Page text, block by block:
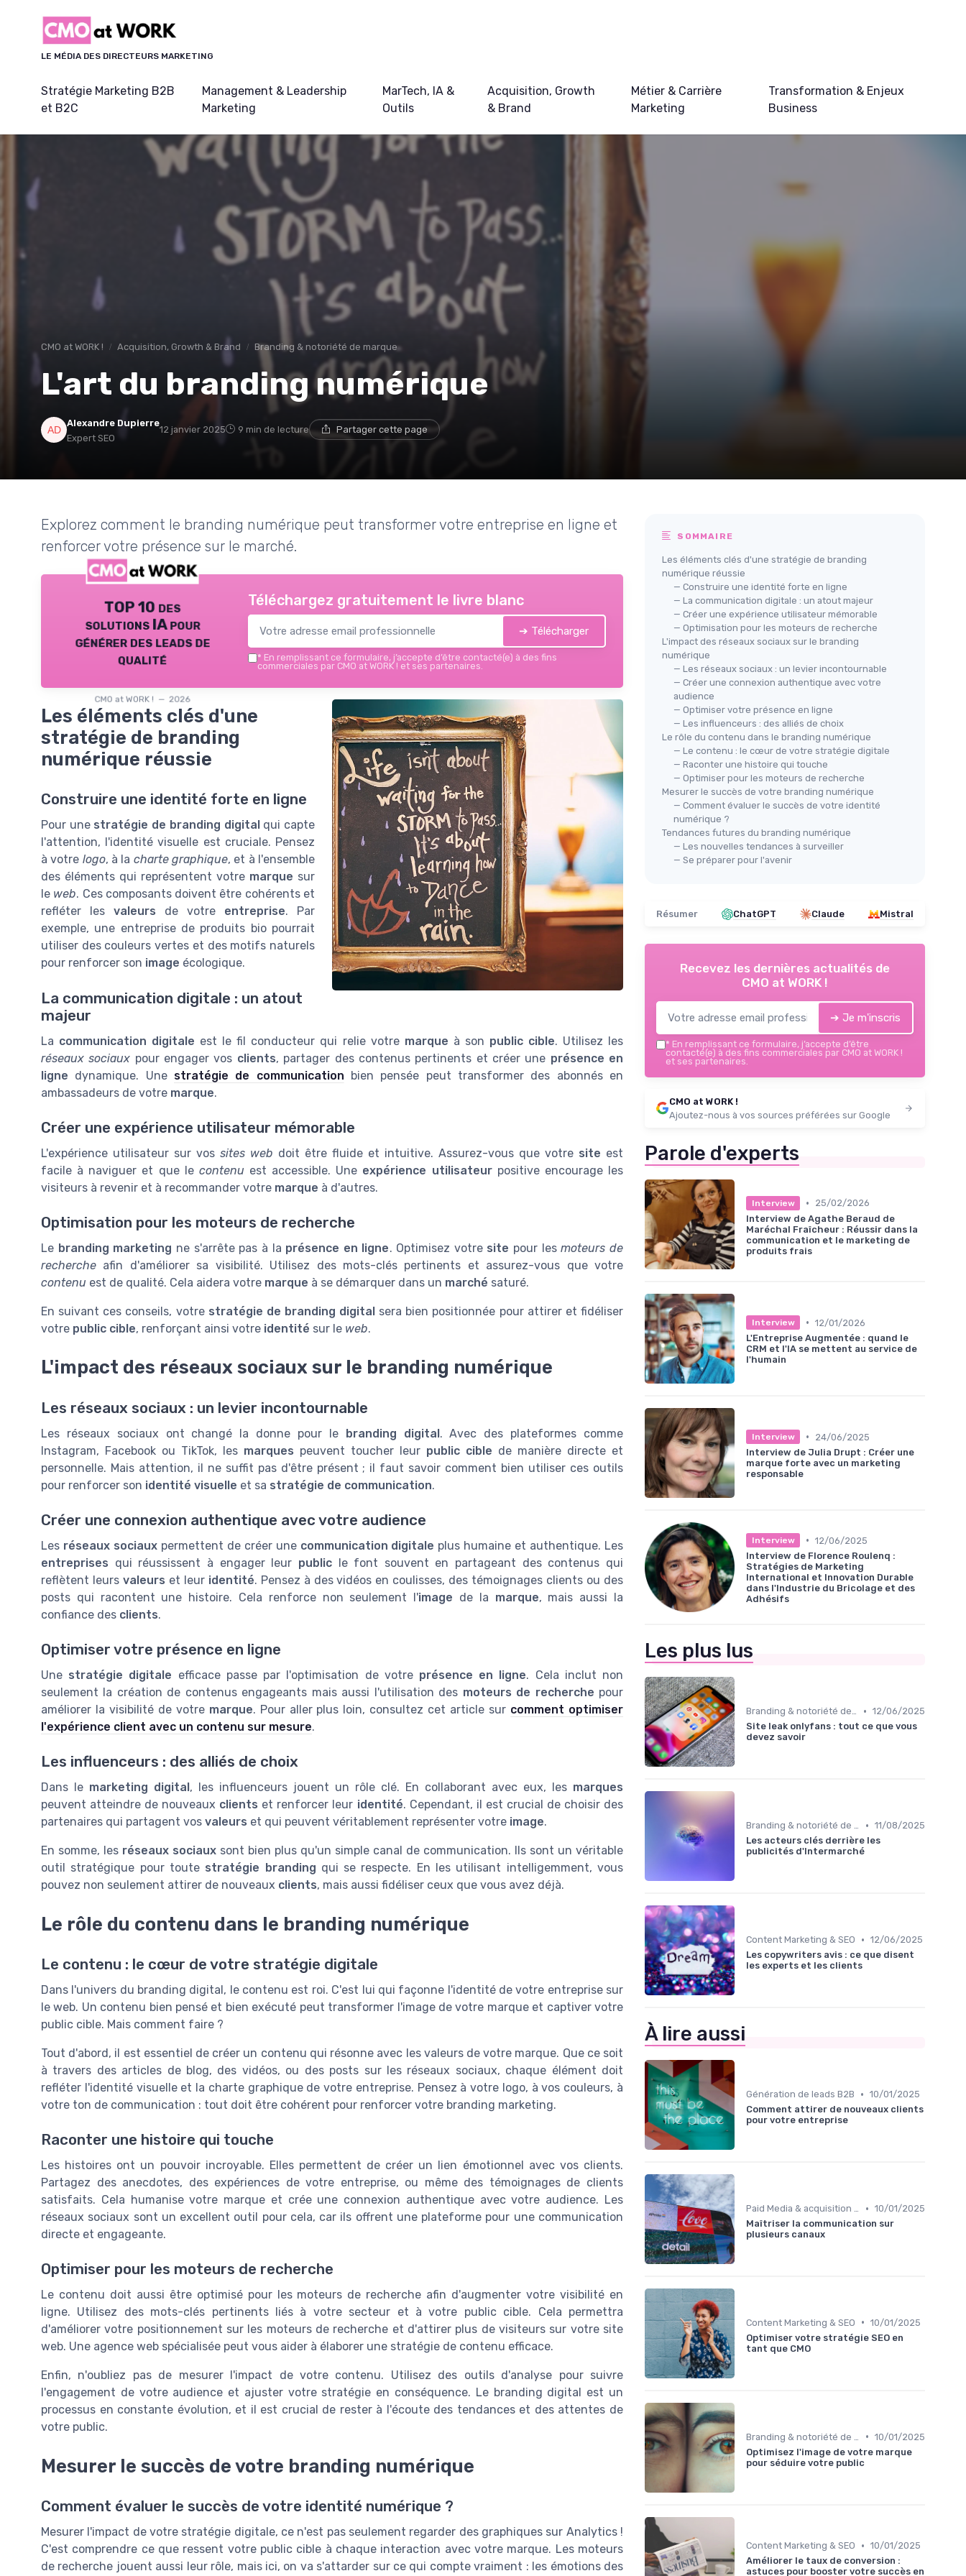
LE MÉDIA DES DIRECTEURS MARKETING
Stratégie Marketing B2B
et B2C
Management & Leadership
Marketing
MarTech, IA &
Outils
Acquisition, Growth
& Brand
Métier & Carrière
Marketing
Transformation & Enjeux
Business
CMO at WORK ! Acquisition, Growth & Brand Branding & notoriété de marque
L'art du branding numérique
Alexandre Dupierre
Expert SEO
12 janvier 2025 9 min de lecture Partager cette page
Explorez comment le branding numérique peut transformer votre entreprise en ligne et
renforcer votre présence sur le marché.
TOP 10 des
solutions IA pour
générer des leads de
qualité
CMO at WORK ! — 2026
Téléchargez gratuitement le livre blanc
➔ Télécharger
* En remplissant ce formulaire, j’accepte d’être contacté(e) à des fins
commerciales par CMO at WORK ! et ses partenaires.
Les éléments clés d'une
stratégie de branding
numérique réussie
Construire une identité forte en ligne
Pour une stratégie de branding digital qui capte
l'attention, l'identité visuelle est cruciale. Pensez
à votre logo, à la charte graphique, et à l'ensemble
des éléments qui représentent votre marque sur
le web. Ces composants doivent être cohérents et
refléter les valeurs de votre entreprise. Par
exemple, une entreprise de produits bio pourrait
utiliser des couleurs vertes et des motifs naturels
pour renforcer son image écologique.
La communication digitale : un atout
majeur
La communication digitale est le fil conducteur qui relie votre marque à son public cible. Utilisez les
réseaux sociaux pour engager vos clients, partager des contenus pertinents et créer une présence en
ligne dynamique. Une stratégie de communication bien pensée peut transformer des abonnés en
ambassadeurs de votre marque.
Créer une expérience utilisateur mémorable
L'expérience utilisateur sur vos sites web doit être fluide et intuitive. Assurez-vous que votre site est
facile à naviguer et que le contenu est accessible. Une expérience utilisateurpositive encourage les
visiteurs à revenir et à recommander votre marque à d'autres.
Optimisation pour les moteurs de recherche
Le branding marketing ne s'arrête pas à la présence en ligne. Optimisez votre site pour lesmoteurs de
recherche afin d'améliorer sa visibilité. Utilisez des mots-clés pertinents et assurez-vous que votre
contenu est de qualité. Cela aidera votre marque à se démarquer dans un marché saturé.
En suivant ces conseils, votre stratégie de branding digital sera bien positionnée pour attirer et fidéliser
votre public cible, renforçant ainsi votre identité sur le web.
L'impact des réseaux sociaux sur le branding numérique
Les réseaux sociaux : un levier incontournable
Les réseaux sociaux ont changé la donne pour le branding digital. Avec des plateformes comme
Instagram, Facebook ou TikTok, les marques peuvent toucher leur public cible de manière directe et
personnelle. Mais attention, il ne suffit pas d'être présent ; il faut savoir comment bien utiliser ces outils
pour renforcer son identité visuelle et sa stratégie de communication.
Créer une connexion authentique avec votre audience
Les réseaux sociauxpermettent de créer une communication digitale plus humaine et authentique. Les
entreprises qui réussissent à engager leur publicle font souvent en partageant des contenus qui
reflètent leurs valeurs et leur identité. Pensez à des vidéos en coulisses, des témoignages clients ou des
posts qui racontent une histoire. Cela renforce non seulement l'image de la marque, mais aussi la
confiance des clients.
Optimiser votre présence en ligne
Une stratégie digitale efficace passe par l'optimisation de votre présence en ligne. Cela inclut non
seulement la création de contenus engageants mais aussi l'utilisation des moteurs de recherche pour
améliorer la visibilité de votre marque. Pour aller plus loin, consultez cet article sur comment optimiser
l'expérience client avec un contenu sur mesure.
Les influenceurs : des alliés de choix
Dans le marketing digital , les influenceurs jouent un rôle clé. En collaborant avec eux, les marques
peuvent atteindre de nouveaux clients et renforcer leur identité. Cependant, il est crucial de choisir des
partenaires qui partagent vos valeurs et qui peuvent véritablement représenter votre image.
En somme, les réseaux sociaux sont bien plus qu'un simple canal de communication. Ils sont un véritable
outil stratégique pour toute stratégie branding qui se respecte. En les utilisant intelligemment, vous
pouvez non seulement attirer de nouveaux clients, mais aussi fidéliser ceux que vous avez déjà.
Le rôle du contenu dans le branding numérique
Le contenu : le cœur de votre stratégie digitale
Dans l'univers du branding digital, le contenu est roi. C'est lui qui façonne l'identité de votre entreprise sur
le web. Un contenu bien pensé et bien exécuté peut transformer l'image de votre marque et captiver votre
public cible. Mais comment faire ?
Tout d'abord, il est essentiel de créer un contenu qui résonne avec les valeurs de votre marque. Que ce soit
à travers des articles de blog, des vidéos, ou des posts sur les réseaux sociaux, chaque élément doit
refléter l'identité visuelle et la charte graphique de votre entreprise. Pensez à votre logo, à vos couleurs, à
votre ton de communication : tout doit être cohérent pour renforcer votre branding marketing.
Raconter une histoire qui touche
Les histoires ont un pouvoir incroyable. Elles permettent de créer un lien émotionnel avec vos clients.
Partagez des anecdotes, des expériences de votre entreprise, ou même des témoignages de clients
satisfaits. Cela humanise votre marque et crée une connexion authentique avec votre audience. Les
réseaux sociaux sont un excellent outil pour cela, car ils offrent une plateforme pour une communication
directe et engageante.
Optimiser pour les moteurs de recherche
Le contenu doit aussi être optimisé pour les moteurs de recherche afin d'augmenter votre visibilité en
ligne. Utilisez des mots-clés pertinents liés à votre secteur et à votre public cible. Cela permettra
d'améliorer votre positionnement sur les moteurs de recherche et d'attirer plus de visiteurs sur votre site
web. Une agence web spécialisée peut vous aider à élaborer une stratégie de contenu efficace.
Enfin, n'oubliez pas de mesurer l'impact de votre contenu. Utilisez des outils d'analyse pour suivre
l'engagement de votre audience et ajuster votre stratégie en conséquence. Le branding digital est un
processus en constante évolution, et il est crucial de rester à l'écoute des tendances et des attentes de
votre public.
Mesurer le succès de votre branding numérique
Comment évaluer le succès de votre identité numérique ?
Mesurer l'impact de votre stratégie digitale, ce n'est pas seulement regarder des graphiques sur Analytics !
C'est comprendre ce que ressent votre public cible à chaque interaction avec votre marque. Les moteurs
de recherche jouent aussi leur rôle, mais ici, on va s'attarder sur ce qui compte vraiment : les émotions des
SOMMAIRE
Les éléments clés d'une stratégie de branding
numérique réussie
— Construire une identité forte en ligne
— La communication digitale : un atout majeur
— Créer une expérience utilisateur mémorable
— Optimisation pour les moteurs de recherche
L'impact des réseaux sociaux sur le branding
numérique
— Les réseaux sociaux : un levier incontournable
— Créer une connexion authentique avec votre
audience
— Optimiser votre présence en ligne
— Les influenceurs : des alliés de choix
Le rôle du contenu dans le branding numérique
— Le contenu : le cœur de votre stratégie digitale
— Raconter une histoire qui touche
— Optimiser pour les moteurs de recherche
Mesurer le succès de votre branding numérique
— Comment évaluer le succès de votre identité
numérique ?
Tendances futures du branding numérique
— Les nouvelles tendances à surveiller
— Se préparer pour l'avenir
Résumer ChatGPT Claude Mistral
Recevez les dernières actualités de
CMO at WORK !
➔ Je m'inscris
* En remplissant ce formulaire, j’accepte d’être
contacté(e) à des fins commerciales par CMO at WORK !
et ses partenaires.
CMO at WORK !
Ajoutez-nous à vos sources préférées sur Google
Parole d'experts
Interview •
25/02/2026
Interview de Agathe Beraud de
Maréchal Fraîcheur : Réussir dans la
communication et le marketing de
produits frais
Interview • 12/01/2026
L'Entreprise Augmentée : quand le
CRM et l'IA se mettent au service de
l'humain
Interview •
24/06/2025
Interview de Julia Drupt : Créer une
marque forte avec un marketing
responsable
Interview • 12/06/2025
Interview de Florence Roulenq :
Stratégies de Marketing
International et Innovation Durable
dans l'Industrie du Bricolage et des
Adhésifs
Les plus lus
Branding & notoriété de marque • 12/06/2025
Site leak onlyfans : tout ce que vous
devez savoir
Branding & notoriété de marque • 11/08/2025
Les acteurs clés derrière les
publicités d'Intermarché
Content Marketing & SEO • 12/06/2025
Les copywriters avis : ce que disent
les experts et les clients
À lire aussi
Génération de leads B2B • 10/01/2025
Comment attirer de nouveaux clients
pour votre entreprise
Paid Media & acquisition multicanale • 10/01/2025
Maîtriser la communication sur
plusieurs canaux
Content Marketing & SEO • 10/01/2025
Optimiser votre stratégie SEO en
tant que CMO
• 10/01/2025
Optimisez l'image de votre marque
pour séduire votre public
Content Marketing & SEO • 10/01/2025
Améliorer le taux de conversion :
astuces pour booster votre succès en